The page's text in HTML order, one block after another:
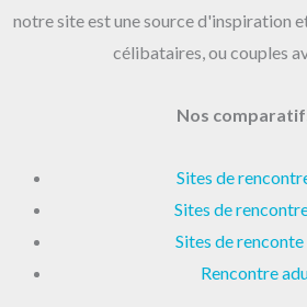
notre site est une source d'inspiration
célibataires, ou couples
Nos
Sites de
Sites de
Sites de
Rencontre